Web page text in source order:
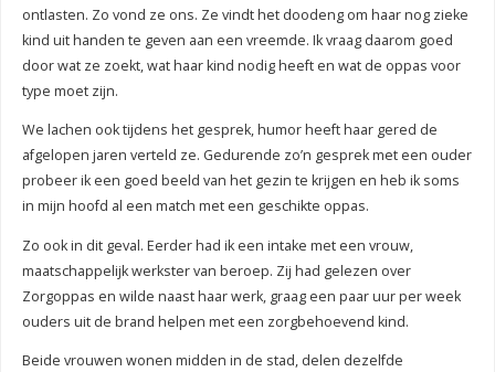
ontlasten. Zo vond ze ons. Ze vindt het doodeng om haar nog zieke
kind uit handen te geven aan een vreemde. Ik vraag daarom goed
door wat ze zoekt, wat haar kind nodig heeft en wat de oppas voor
type moet zijn.
We lachen ook tijdens het gesprek, humor heeft haar gered de
afgelopen jaren verteld ze. Gedurende zo’n gesprek met een ouder
probeer ik een goed beeld van het gezin te krijgen en heb ik soms
in mijn hoofd al een match met een geschikte oppas.
Zo ook in dit geval. Eerder had ik een intake met een vrouw,
maatschappelijk werkster van beroep. Zij had gelezen over
Zorgoppas en wilde naast haar werk, graag een paar uur per week
ouders uit de brand helpen met een zorgbehoevend kind.
Beide vrouwen wonen midden in de stad, delen dezelfde